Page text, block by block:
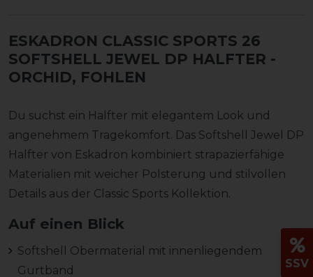
ESKADRON CLASSIC SPORTS 26
SOFTSHELL JEWEL DP HALFTER -
ORCHID, FOHLEN
Du suchst ein Halfter mit elegantem Look und
angenehmem Tragekomfort. Das Softshell Jewel DP
Halfter von Eskadron kombiniert strapazierfähige
Materialien mit weicher Polsterung und stilvollen
Details aus der Classic Sports Kollektion.
Auf einen Blick
Softshell Obermaterial mit innenliegendem
Gurtband
SSV